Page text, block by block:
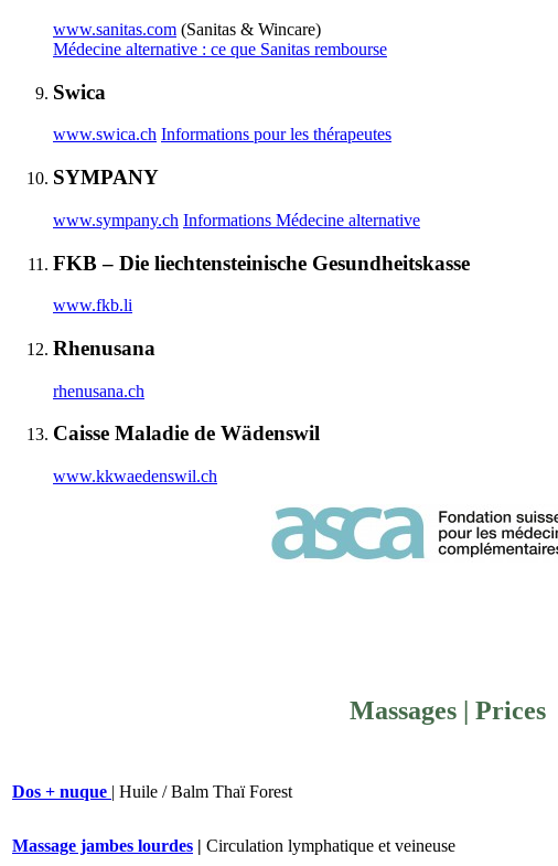
www.sanitas.com (Sanitas & Wincare)
Médecine alternative : ce que Sanitas rembourse
Swica
www.swica.ch Informations pour les thérapeutes
SYMPANY
www.sympany.ch Informations Médecine alternative
FKB – Die liechtensteinische Gesundheitskasse
www.fkb.li
Rhenusana
rhenusana.ch
Caisse Maladie de Wädenswil
www.kkwaedenswil.ch
Massages | Prices
Dos + nuque | Huile / Balm Thaï Forest
Massage jambes lourdes | Circulation lymphatique et veineuse